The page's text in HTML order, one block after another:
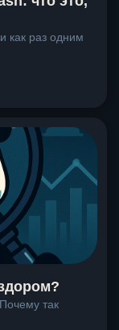
как раз одним
так